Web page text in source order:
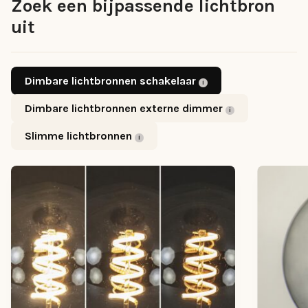
Zoek een bijpassende lichtbron
uit
Dimbare lichtbronnen schakelaar
Dimbare lichtbronnen externe dimmer
Slimme lichtbronnen